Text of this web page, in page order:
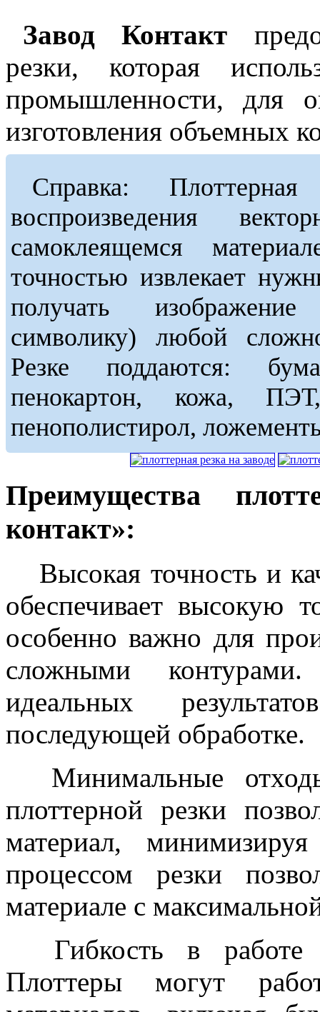
Завод Контакт
резки, которая
промышленности, для
изготовления объемных
Справка:
воспроизведения
самоклеящемся
точностью извлекает
получать
символику) любой
Резке поддаются:
пенокартон, кожа,
пенополистирол,
Преимущества
контакт»:
Высокая точность и
обеспечивает высокую
особенно важно для
сложными
идеальных
последующей обработке.
Минимальные
плоттерной резки
материал,
процессом резки
материале с
Гибкость в работе
Плоттеры могут